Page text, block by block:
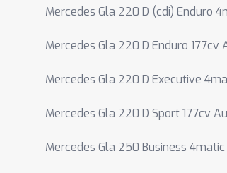
Mercedes Gla 220 D (cdi) Enduro
Mercedes Gla 220 D Enduro 177cv
Mercedes Gla 220 D Executive
Mercedes Gla 220 D Sport 177cv
Mercedes Gla 250 Business